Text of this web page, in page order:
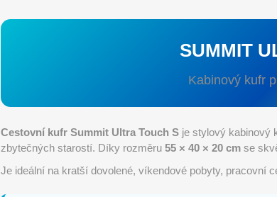
SUMMIT
Kabinový kufr
Cestovní kufr Summit Ultra Touch S je stylový kabinový
zbytečných starostí. Díky rozměru55 × 40 × 20 cm se
Je ideální na kratší dovolené, víkendové pobyty, pracovní